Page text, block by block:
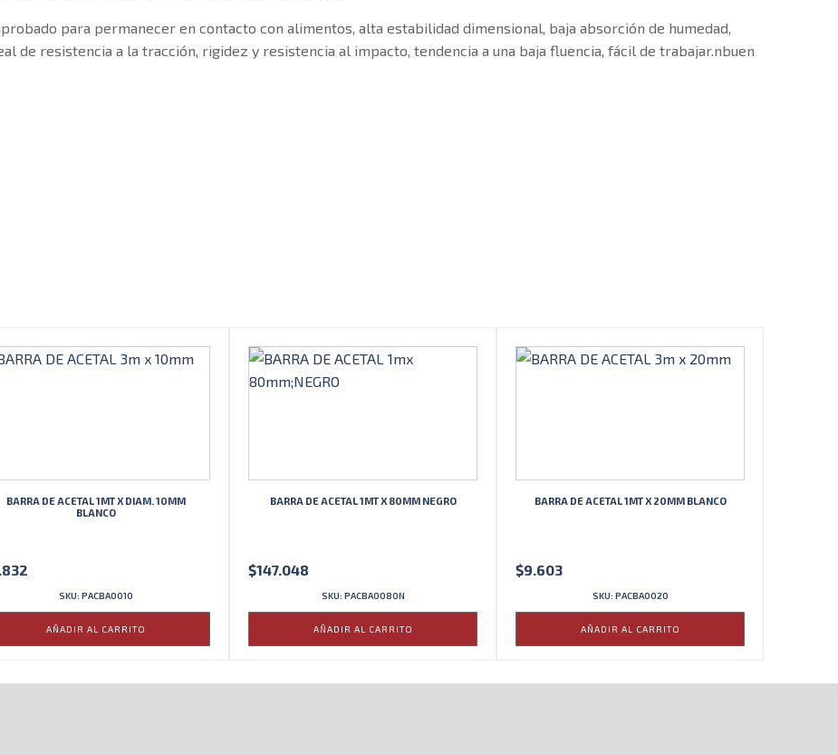
para permanecer en contacto con alimentos, alta estabilidad dimensional, baja absorción de humedad,
de resistencia a la tracción, rigidez y resistencia al impacto, tendencia a una baja fluencia, fácil de trabajar.nbuen
BARRA DE ACETAL 1MT X DIAM. 10MM
BLANCO
SKU: PACBA0010
AÑADIR AL CARRITO
BARRA DE ACETAL 1MT X 80MM NEGRO
$147.048
SKU: PACBA0080N
AÑADIR AL CARRITO
BARRA DE ACETAL 1MT X 20MM BLANCO
$9.603
SKU: PACBA0020
AÑADIR AL CARRITO